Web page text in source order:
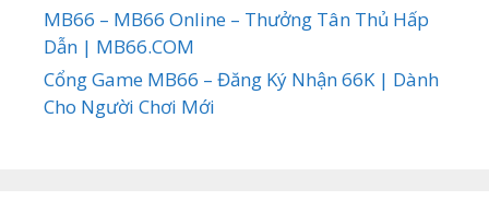
MB66 – MB66 Online – Thưởng Tân Thủ Hấp
Dẫn | MB66.COM
Cổng Game MB66 – Đăng Ký Nhận 66K | Dành
Cho Người Chơi Mới